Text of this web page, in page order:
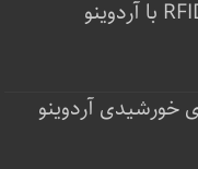
خورشیدی آردوینو